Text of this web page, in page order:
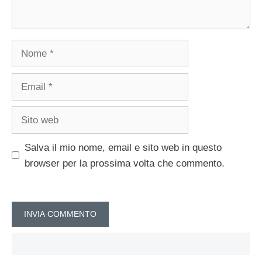
Nome
Email
Sito
Salva il mio nome, email e sito web in questo
browser per la prossima volta che commento.